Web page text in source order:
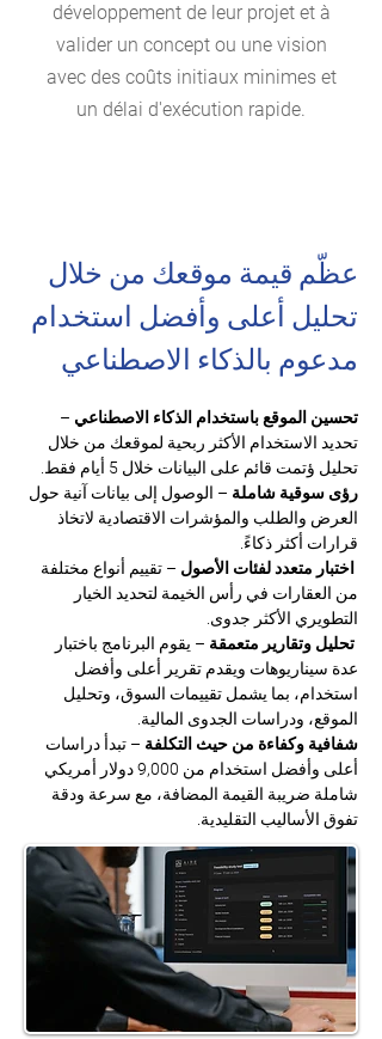
développement de leur projet et à
valider un concept ou une vision
avec des coûts initiaux minimes et
un délai d'exécution rapide.
عظّم قيمة موقعك من خلال
تحليل أعلى وأفضل استخدام
مدعوم بالذكاء الاصطناعي
تحسين الموقع باستخدام الذكاء الاصطناعي –
تحديد الاستخدام الأكثر ربحية لموقعك من خلال
تحليل ؤتمت قائم على البيانات خلال 5 أيام فقط.
رؤى سوقية شاملة – الوصول إلى بيانات آنية حول
العرض والطلب والمؤشرات الاقتصادية لاتخاذ
قرارات أكثر ذكاءً.
اختبار متعدد لفئات الأصول – تقييم أنواع مختلفة
من العقارات في رأس الخيمة لتحديد الخيار
التطويري الأكثر جدوى.
تحليل وتقارير متعمقة – يقوم البرنامج باختبار
عدة سيناريوهات ويقدم تقرير أعلى وأفضل
استخدام، بما يشمل تقييمات السوق، وتحليل
الموقع، ودراسات الجدوى المالية.
شفافية وكفاءة من حيث التكلفة – تبدأ دراسات
أعلى وأفضل استخدام من 9,000 دولار أمريكي
شاملة ضريبة القيمة المضافة، مع سرعة ودقة
تفوق الأساليب التقليدية.